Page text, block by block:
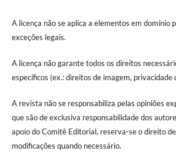
A licença não se aplica a elementos em domínio
exceções legais.
A licença não garante todos os direitos
específicos (ex.: direitos de imagem, privacidade
A revista não se responsabiliza pelas opiniões
que são de exclusiva responsabilidade dos
apoio do Comitê Editorial, reserva-se o direito
modificações quando necessário.